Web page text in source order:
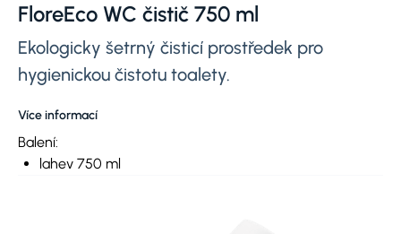
FloreEco WC čistič 750 ml
Ekologicky šetrný čisticí prostředek pro
hygienickou čistotu toalety.
Více informací
Balení:
lahev 750 ml